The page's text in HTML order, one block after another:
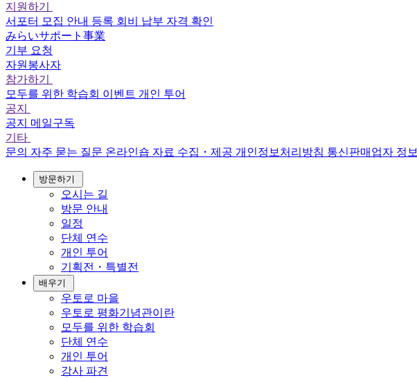
지원하기
서포터 모집 안내 등록 회비 납부 자격 확인
みらいサポート事業
기부 요청
자원봉사자
참가하기
모두를 위한 학습회 이벤트 개인 투어
공지
공지 메일구독
기타
문의 자주 묻는 질문 온라인숍 자료 수집・제공 개인정보처리방침 통신판매업자 정보
방문하기
오시는 길
방문 안내
일정
단체 연수
개인 투어
기획전・특별전
배우기
우토로 마을
우토로 평화기념관이란
모두를 위한 학습회
단체 연수
개인 투어
강사 파견